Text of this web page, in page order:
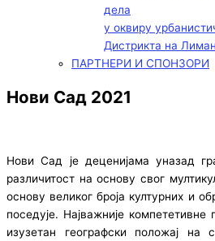
дела
у оквиру
Дистрикта на
ПАРТНЕРИ И СПОНЗОРИ
Нови Сад 2021
Нови Сад је деценијама уназад
различитост на основу свог
основу великог броја културних и
поседује. Најважније
изузетан географски положај